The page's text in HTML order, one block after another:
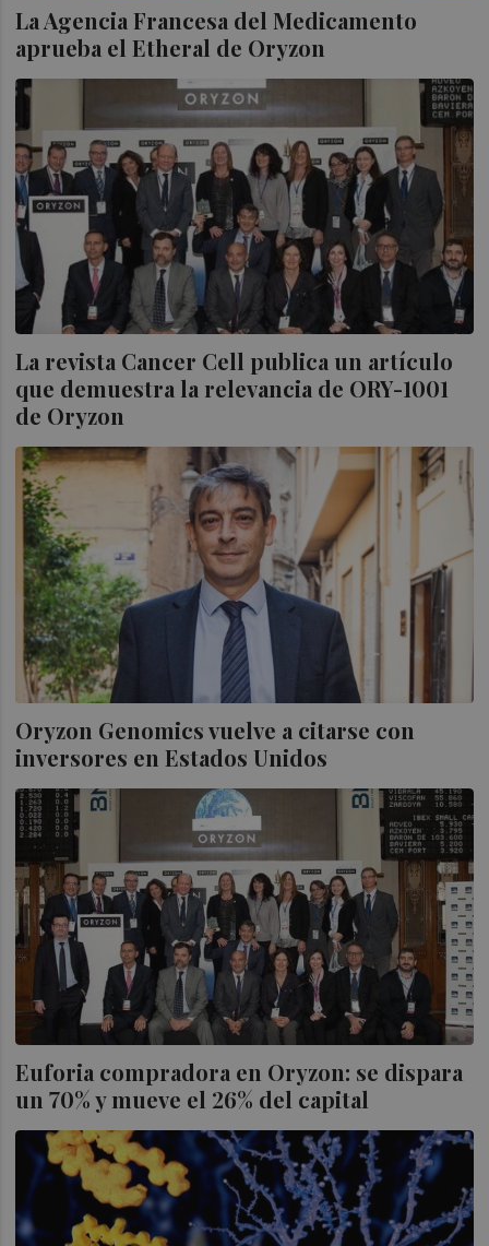
La Agencia Francesa del Medicamento
aprueba el Etheral de Oryzon
La revista Cancer Cell publica un artículo
que demuestra la relevancia de ORY-1001
de Oryzon
Oryzon Genomics vuelve a citarse con
inversores en Estados Unidos
Euforia compradora en Oryzon: se dispara
un 70% y mueve el 26% del capital